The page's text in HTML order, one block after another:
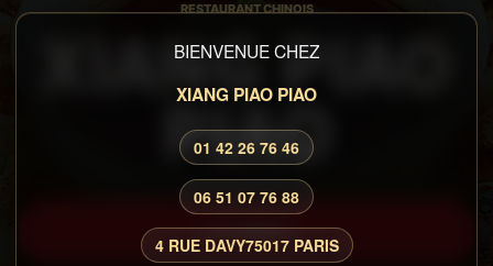
BIENVENUE CHEZ
XIANG PIAO PIAO
01 42 26 76 46
06 51 07 76 88
4 RUE DAVY75017 PARIS
RESTAURANT CHINOIS
XIANG PIAO
PIAO
CARTE